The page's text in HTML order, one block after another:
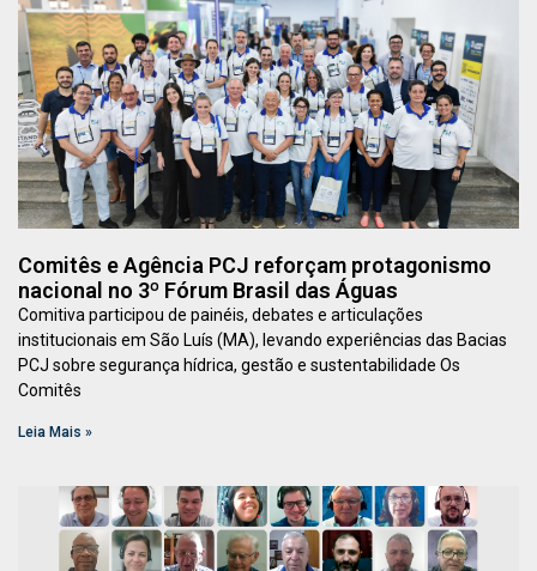
Comitês e Agência PCJ reforçam protagonismo
nacional no 3º Fórum Brasil das Águas
Comitiva participou de painéis, debates e articulações
institucionais em São Luís (MA), levando experiências das Bacias
PCJ sobre segurança hídrica, gestão e sustentabilidade Os
Comitês
Leia Mais »